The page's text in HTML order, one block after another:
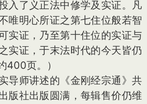
入了义正法中修学及实证。凡
唯明心所证之第七住位般若智
实证，乃至第十住位的实证与
实证，于末法时代的今天皆仍
400页。）
师讲述的《金刚经宗通》共
版社出版圆满，每辑售价仍维